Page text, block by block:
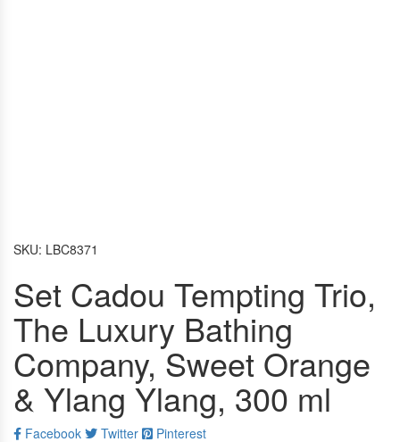
SKU: LBC8371
Set Cadou Tempting Trio,
The Luxury Bathing
Company, Sweet Orange
& Ylang Ylang, 300 ml
Facebook Twitter
Pinterest